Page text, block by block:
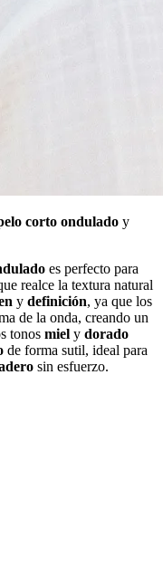
corto ondulado y
es perfecto para
realce la textura natural
y definición, ya que los
de la onda, creando un
tonos miel y dorado
de forma sutil, ideal para
sin esfuerzo.